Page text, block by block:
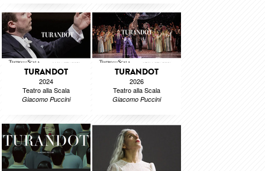
TURANDOT
2024
Teatro alla Scala
Giacomo Puccini
TURANDOT
2026
Teatro alla Scala
Giacomo Puccini